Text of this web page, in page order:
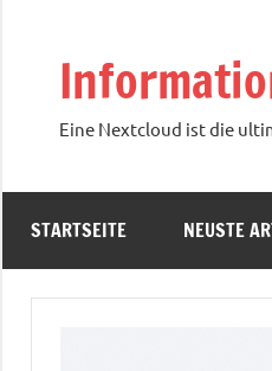
Eine Nextcloud ist die
STARTSEITE NEUSTE